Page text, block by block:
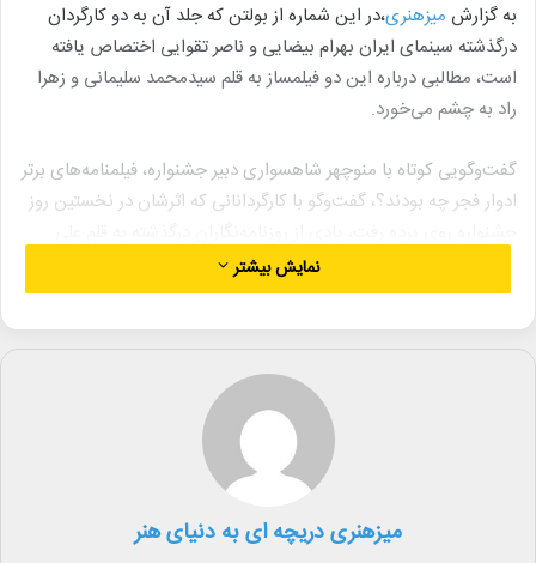
به گزارش میزهنری،در این شماره از بولتن که جلد آن به دو کارگردان
درگذشته سینمای ایران بهرام بیضایی و ناصر تقوایی اختصاص یافته
است، مطالبی درباره این دو فیلمساز به قلم سیدمحمد سلیمانی و زهرا
راد به چشم می‌خورد.
گفت‌وگویی کوتاه با منوچهر شاهسواری دبیر جشنواره، فیلمنامه‌های برتر
ادوار فجر چه بودند؟، گفت‌وگو با کارگردانانی که اثرشان در نخستین روز
افشار و یادداشتی از محمود گبرلو در این شماره منتشر شده است.
در ابتدای یادداشت آغازین بولتن به قلم محمدجواد روح آمده است:
«روشن است که سینما به عنوان بزرگترین و پرمخاطب‌ترین هنر فقط
یک سرگرمی نیست. اما اینکه بخواهیم مسئولیتی فراتر از تولید اثر هنری
سرگرم‌کننده و طرح موضوعات ملی را به دوش بکشد نمی‌تواند از بالا و
به شکل عامرانه یا سفارشی محقق شود. سینما مسئولیت حفظ یک
دل دغدغه هنرمند و مولف شکل می‌گیرد.»
نمایش بیشتر
میزهنری دریچه ای به دنیای هنر